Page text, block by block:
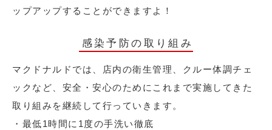
ップアップすることができますよ！
感染予防の取り組み
マクドナルドでは、店内の衛生管理、クルー体調チェ
ックなど、安全・安心のためにこれまで実施してきた
取り組みを継続して行っていきます。
・最低1時間に1度の手洗い徹底